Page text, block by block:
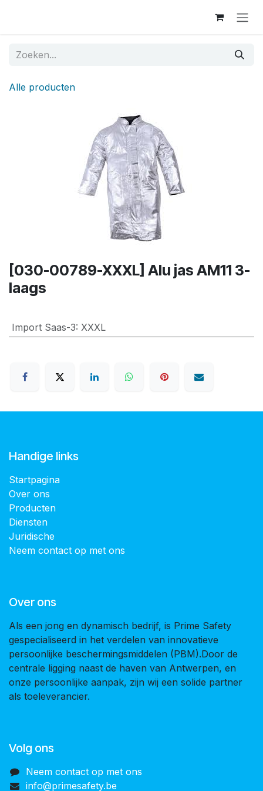
Alle producten
[030-00789-XXXL] Alu jas AM11 3-
laags
Import Saas-3: XXXL
Handige links
Startpagina
Over ons
Producten
Diensten
Juridische
Neem contact op met ons
Over ons
Als een jong en dynamisch bedrijf, is Prime Safety
gespecialiseerd in het verdelen van innovatieve
persoonlijke beschermingsmiddelen (PBM).Door de
centrale ligging naast de haven van Antwerpen, en
onze persoonlijke aanpak, zijn wij een solide partner
als toeleverancier.
Volg ons
Neem contact op met ons
info@primesafety.be